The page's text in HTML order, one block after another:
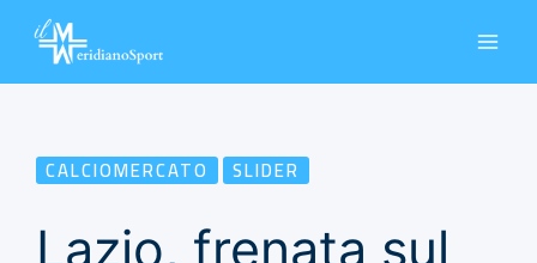
CALCIOMERCATO SLIDER
Lazio, frenata sul